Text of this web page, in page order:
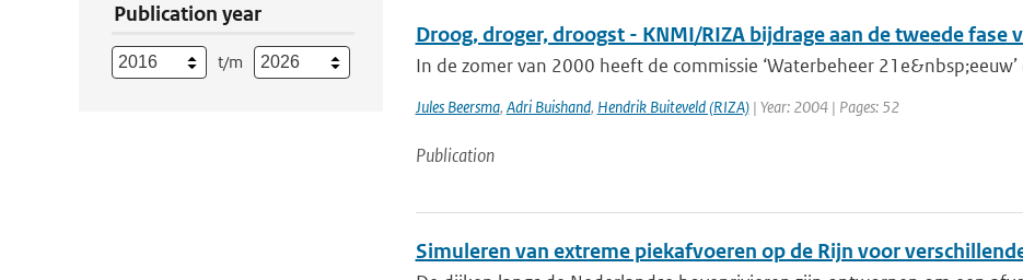
Publication year
t/m
Droog, droger, droogst - KNMI/RIZA bijdrage aan de tweede fase
In de zomer van 2000 heeft de commissie ‘Waterbeheer
Jules Beersma, Adri Buishand, Hendrik Buiteveld (RIZA)| Year: 2004 | Pages: 52
Publication
Simuleren van extreme piekafvoeren op de Rijn voor